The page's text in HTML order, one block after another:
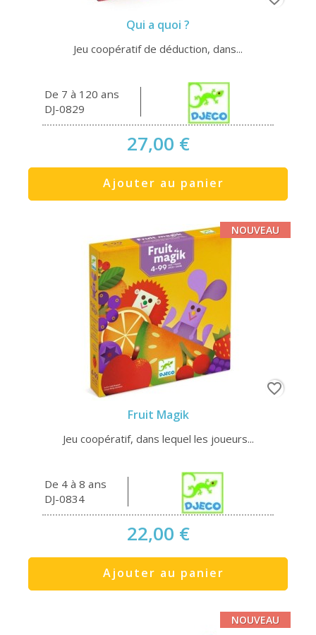
Qui a quoi ?
Jeu coopératif de déduction, dans...
De 7 à 120 ans
DJ-0829
27,00 €
Ajouter au panier
Fruit Magik
Jeu coopératif, dans lequel les joueurs...
De 4 à 8 ans
DJ-0834
22,00 €
Ajouter au panier
NOUVEAU
favorite_border
NOUVEAU